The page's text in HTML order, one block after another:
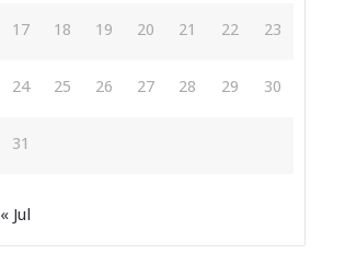
17 18 19 20 21 22 23
24 25 26 27 28 29 30
31
« Jul